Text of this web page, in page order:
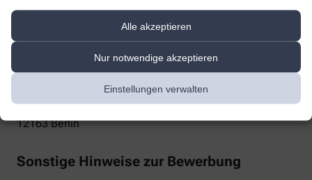
Alle akzeptieren
Nur notwendige akzeptieren
Einstellungen verwalten
Schildhorn Apotheke
Sebastian Huber
12163 Berlin
Sonstige Hinweise zur Bewerbung